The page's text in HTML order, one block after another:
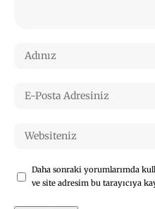
Daha sonraki yorumlarımda
ve site adresim bu tarayıcıya